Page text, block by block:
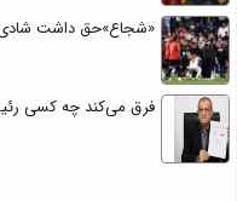
«شجاع»حق داشت
فرق می‌کند چه کسی